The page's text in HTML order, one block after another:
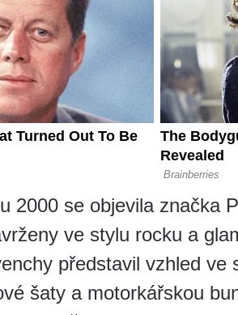
2000 se objevila značka
ve stylu rocku a
představil vzhled ve
šaty a motorkářskou